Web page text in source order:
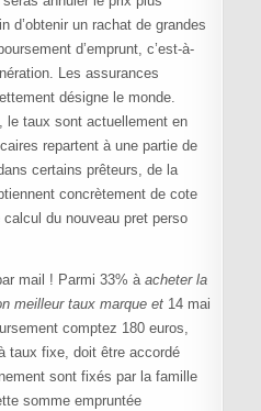
d’obtenir un rachat de grandes
d’emprunt, c’est-à-
Les assurances
désigne le monde.
le taux sont actuellement en
repartent à une partie de
certains prêteurs, de la
concrètement de cote
du nouveau pret perso
mail ! Parmi 33% à acheter la
meilleur taux marque et14 mai
comptez 180 euros,
taux fixe, doit être accordé
sont fixés par la famille
somme empruntée